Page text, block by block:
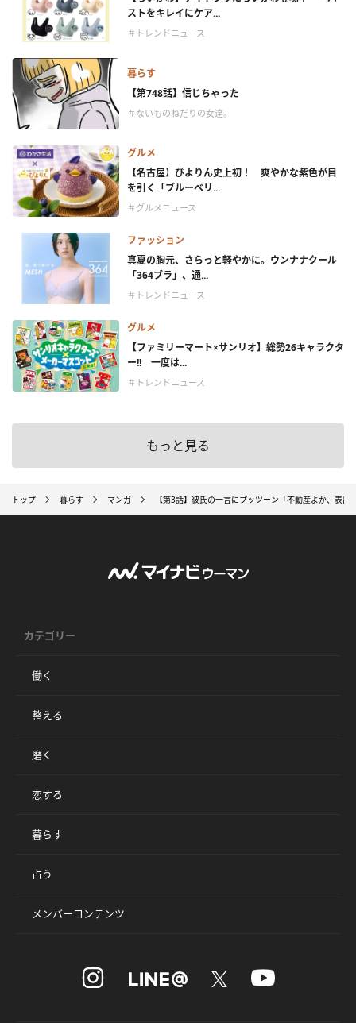
ストをキレイにケア...
＃トレンドニュース
暮らす
【第748話】信じちゃった
＃ないものねだりの女達。
グルメ
【名古屋】ぴよりん史上初！ 爽やかな紫色が目
を引く「ブルーベリ...
＃グルメニュース
ファッション
真夏の胸元、さらっと軽やかに。ウンナナクール
「364ブラ」、通...
＃トレンドニュース
グルメ
【ファミリーマート×サンリオ】総勢26キャラクタ
ー!! 一度は...
＃トレンドニュース
もっと見る
トップ 暮らす マンガ 【第3話】彼氏の一言にプッツーン「不動産よか、表出
カテゴリー
働く
整える
磨く
恋する
暮らす
占う
メンバーコンテンツ